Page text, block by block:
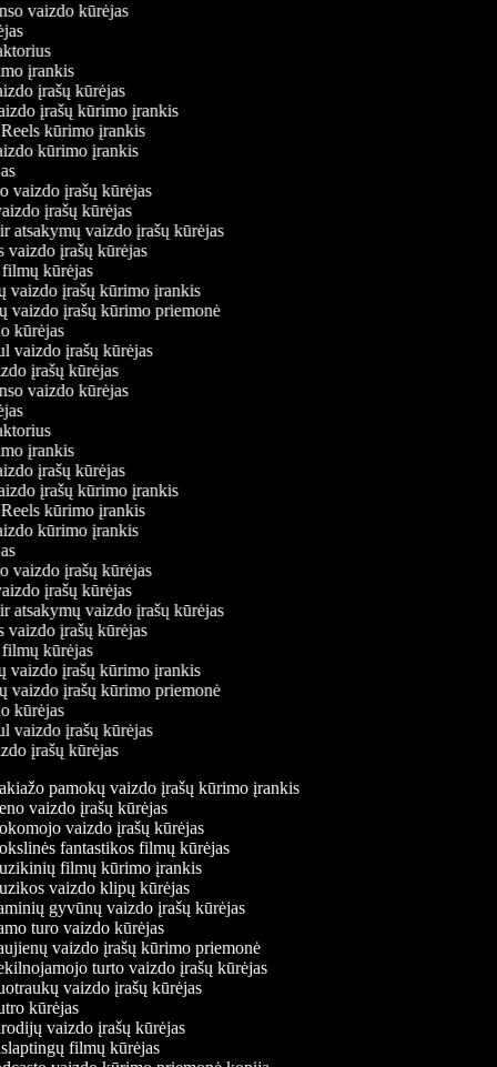
vaizdo kūrėjas
įrankis
įrašų kūrėjas
įrašų kūrimo įrankis
Reels kūrimo įrankis
kūrimo įrankis
vaizdo įrašų kūrėjas
įrašų kūrėjas
atsakymų vaizdo įrašų kūrėjas
vaizdo įrašų kūrėjas
filmų kūrėjas
vaizdo įrašų kūrimo įrankis
vaizdo įrašų kūrimo priemonė
kūrėjas
vaizdo įrašų kūrėjas
įrašų kūrėjas
vaizdo kūrėjas
įrankis
įrašų kūrėjas
įrašų kūrimo įrankis
Reels kūrimo įrankis
kūrimo įrankis
vaizdo įrašų kūrėjas
įrašų kūrėjas
atsakymų vaizdo įrašų kūrėjas
vaizdo įrašų kūrėjas
filmų kūrėjas
vaizdo įrašų kūrimo įrankis
vaizdo įrašų kūrimo priemonė
kūrėjas
vaizdo įrašų kūrėjas
įrašų kūrėjas
pamokų vaizdo įrašų kūrimo įrankis
vaizdo įrašų kūrėjas
vaizdo įrašų kūrėjas
fantastikos filmų kūrėjas
filmų kūrimo įrankis
vaizdo klipų kūrėjas
gyvūnų vaizdo įrašų kūrėjas
turo vaizdo kūrėjas
vaizdo įrašų kūrimo priemonė
turto vaizdo įrašų kūrėjas
vaizdo įrašų kūrėjas
kūrėjas
vaizdo įrašų kūrėjas
filmų kūrėjas